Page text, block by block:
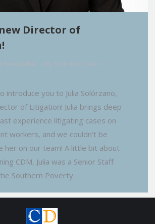
Director of
, Newsletter By Francisco Diaz
introduce you to Julia Solórzano,
of Litigation! Julia brings deep
experience litigating cases on
workers, and we couldn’t be
her on our team! A little bit about
CDM, Julia was a Senior Staff
Southern Poverty…